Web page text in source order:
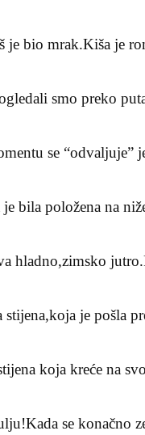
je bio mrak.Kiša je
smo preko
se “odvaljuje”
je bila položena na
hladno,zimsko
je pošla
koja kreće na
se konačno